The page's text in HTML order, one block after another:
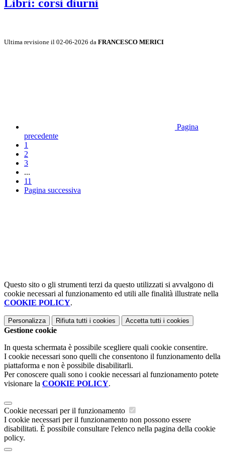
Libri: corsi diurni
Ultima revisione il 02-06-2026 da FRANCESCO MERICI
Pagina
precedente
1
2
3
...
11
Pagina successiva
Questo sito o gli strumenti terzi da questo utilizzati si avvalgono di
cookie necessari al funzionamento ed utili alle finalità illustrate nella
COOKIE POLICY.
Personalizza Rifiuta tutti i cookies Accetta tutti i cookies
Gestione cookie
In questa schermata è possibile scegliere quali cookie consentire.
I cookie necessari sono quelli che consentono il funzionamento della
piattaforma e non è possibile disabilitarli.
Per conoscere quali sono i cookie necessari al funzionamento potete
visionare la COOKIE POLICY.
Cookie necessari per il funzionamento
I cookie necessari per il funzionamento non possono essere
disabilitati. È possibile consultare l'elenco nella pagina della cookie
policy.